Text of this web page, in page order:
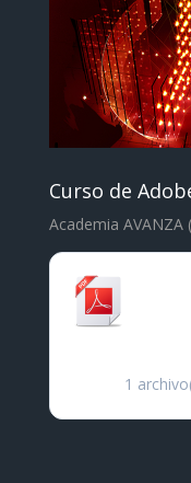
Curso de
Academia
1